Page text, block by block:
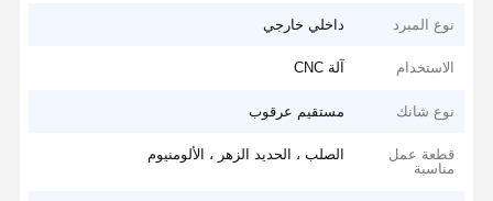
نوع المبرد داخلي خارجي
الاستخدام آلة CNC
نوع شانك مستقيم عرقوب
قطعة عمل
مناسبة
الصلب ، الحديد الزهر ، الألومنيوم